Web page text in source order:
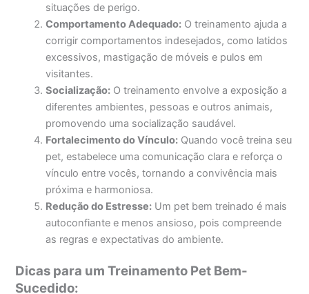
situações de perigo.
Comportamento Adequado: O treinamento ajuda a
corrigir comportamentos indesejados, como latidos
excessivos, mastigação de móveis e pulos em
visitantes.
Socialização: O treinamento envolve a exposição a
diferentes ambientes, pessoas e outros animais,
promovendo uma socialização saudável.
Fortalecimento do Vínculo: Quando você treina seu
pet, estabelece uma comunicação clara e reforça o
vínculo entre vocês, tornando a convivência mais
próxima e harmoniosa.
Redução do Estresse: Um pet bem treinado é mais
autoconfiante e menos ansioso, pois compreende
as regras e expectativas do ambiente.
Dicas para um Treinamento Pet Bem-
Sucedido: